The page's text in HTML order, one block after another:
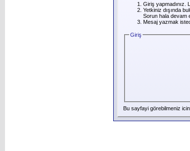
Giriş yapmadınız.
Yetkiniz dışında
Sorun hala devam
Mesaj yazmak
Giriş
Bu sayfayi görebilmeniz